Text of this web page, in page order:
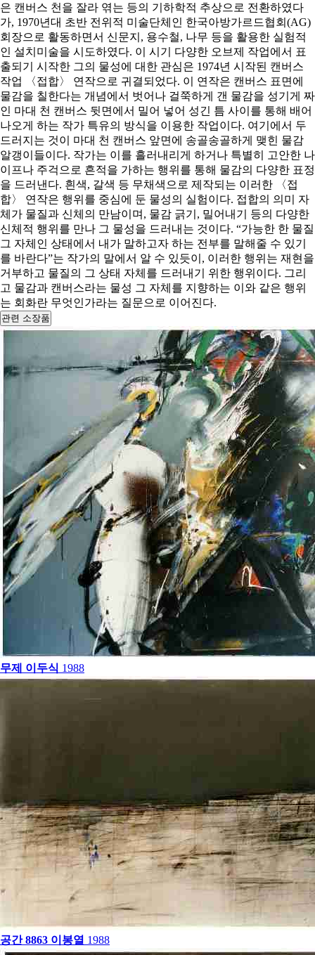
은 캔버스 천을 잘라 엮는 등의 기하학적 추상으로 전환하였다
가, 1970년대 초반 전위적 미술단체인 한국아방가르드협회(AG)
회장으로 활동하면서 신문지, 용수철, 나무 등을 활용한 실험적
인 설치미술을 시도하였다. 이 시기 다양한 오브제 작업에서 표
출되기 시작한 그의 물성에 대한 관심은 1974년 시작된 캔버스
작업 〈접합〉 연작으로 귀결되었다. 이 연작은 캔버스 표면에
물감을 칠한다는 개념에서 벗어나 걸쭉하게 갠 물감을 성기게 짜
인 마대 천 캔버스 뒷면에서 밀어 넣어 성긴 틈 사이를 통해 배어
나오게 하는 작가 특유의 방식을 이용한 작업이다. 여기에서 두
드러지는 것이 마대 천 캔버스 앞면에 송골송골하게 맺힌 물감
알갱이들이다. 작가는 이를 흘러내리게 하거나 특별히 고안한 나
이프나 주걱으로 흔적을 가하는 행위를 통해 물감의 다양한 표정
을 드러낸다. 흰색, 갈색 등 무채색으로 제작되는 이러한 〈접
합〉 연작은 행위를 중심에 둔 물성의 실험이다. 접합의 의미 자
체가 물질과 신체의 만남이며, 물감 긁기, 밀어내기 등의 다양한
신체적 행위를 만나 그 물성을 드러내는 것이다. “가능한 한 물질
그 자체인 상태에서 내가 말하고자 하는 전부를 말해줄 수 있기
를 바란다”는 작가의 말에서 알 수 있듯이, 이러한 행위는 재현을
거부하고 물질의 그 상태 자체를 드러내기 위한 행위이다. 그리
고 물감과 캔버스라는 물성 그 자체를 지향하는 이와 같은 행위
는 회화란 무엇인가라는 질문으로 이어진다.
관련 소장품
무제 이두식 1988
공간 8863 이봉열 1988